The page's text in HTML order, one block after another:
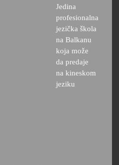
Jedina
profesionalna
jezička škola
na Balkanu
koja može
da predaje
na kineskom
jeziku